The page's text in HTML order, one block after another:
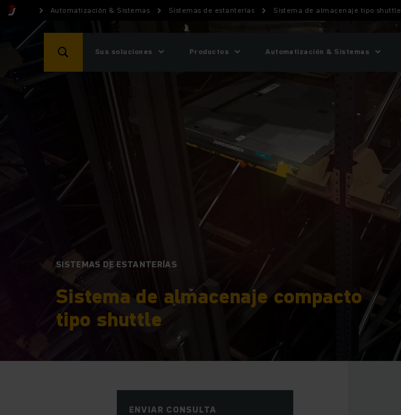
Automatización & Sistemas Sistemas de estanterías Sistema de almacenaje tipo shuttle
Sus soluciones Productos Automatización & Sistemas
SISTEMAS DE ESTANTERÍAS
Sistema de almacenaje compacto
tipo shuttle
ENVIAR CONSULTA